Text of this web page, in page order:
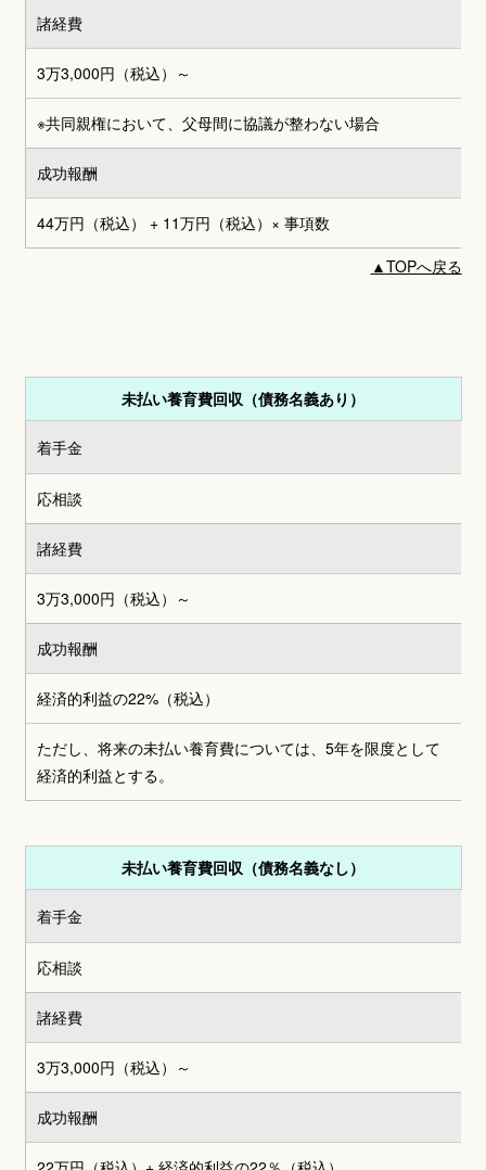
諸経費
3万3,000円 （税込）～
※共同親権において、父母間に協議が整わない場合
成功報酬
44万円（税込） + 11万円（税込） × 事項数
▲TOPへ戻る
未払い養育費回収（債務名義あり）
着手金
応相談
諸経費
3万3,000円 （税込）～
成功報酬
経済的利益の22%（税込）
ただし、将来の未払い養育費については、5年を限度として
経済的利益とする。
未払い養育費回収（債務名義なし）
着手金
応相談
諸経費
3万3,000円 （税込）～
成功報酬